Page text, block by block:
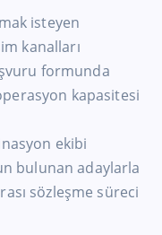
isteyen
kanalları
formunda
kapasitesi
ekibi
bulunan adaylarla
sözleşme süreci